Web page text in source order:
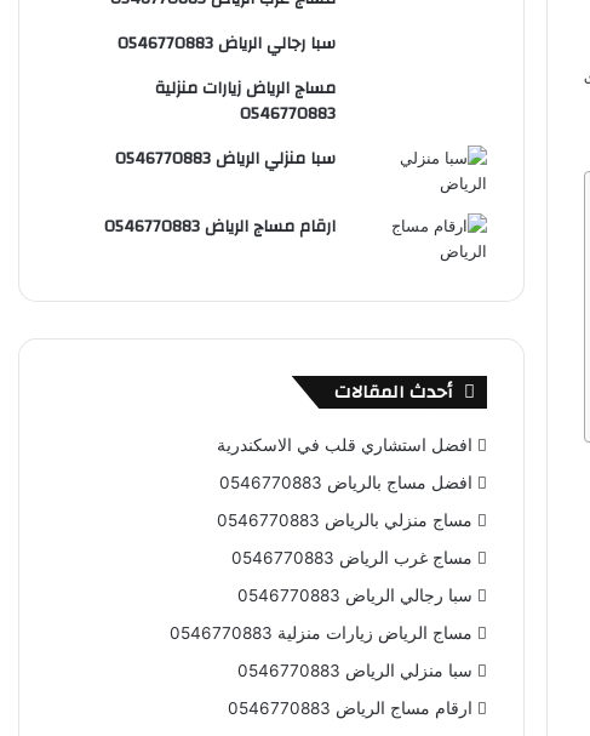
س
ت
e
و
ق
R
سبا رجالي الرياض 0546770883
مساج الرياض زيارات منزلية
0546770883
سبا منزلي الرياض 0546770883
ارقام مساج الرياض 0546770883
أحدث المقالات
افضل استشاري قلب في الاسكندرية
افضل مساج بالرياض 0546770883
مساج منزلي بالرياض 0546770883
مساج غرب الرياض 0546770883
سبا رجالي الرياض 0546770883
مساج الرياض زيارات منزلية 0546770883
سبا منزلي الرياض 0546770883
ارقام مساج الرياض 0546770883